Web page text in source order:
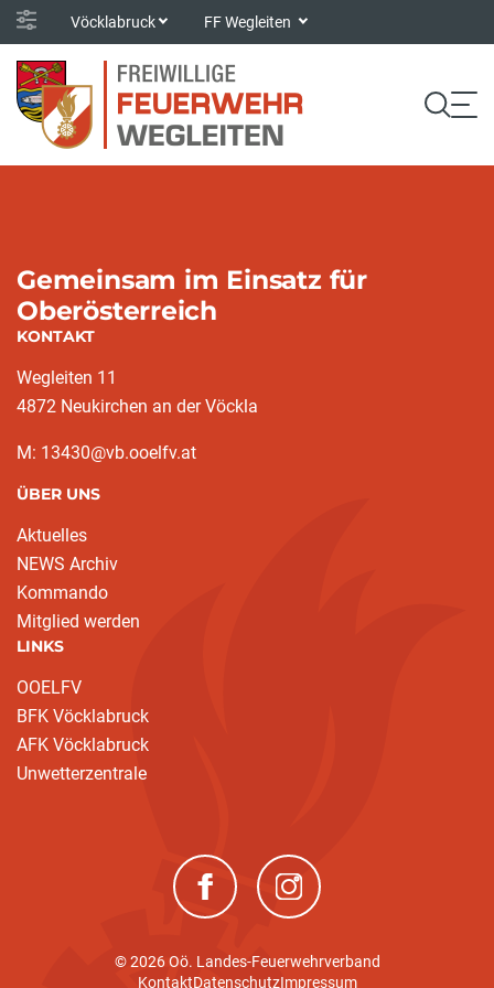
Vöcklabruck FF Wegleiten
Gemeinsam im Einsatz für
Oberösterreich
KONTAKT
Wegleiten 11
4872 Neukirchen an der Vöckla
M: 13430@vb.ooelfv.at
ÜBER UNS
Aktuelles
NEWS Archiv
Kommando(current)
Mitglied werden
LINKS
OOELFV
BFK Vöcklabruck
AFK Vöcklabruck
Unwetterzentrale
(neues Fenster)(neues Fenster)
© 2026 Oö. Landes-Feuerwehrverband
KontaktDatenschutzImpressum